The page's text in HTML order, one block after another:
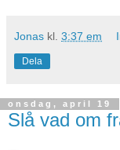
Jonas kl. 3:37 em
Dela
onsdag, april 19
Slå vad om